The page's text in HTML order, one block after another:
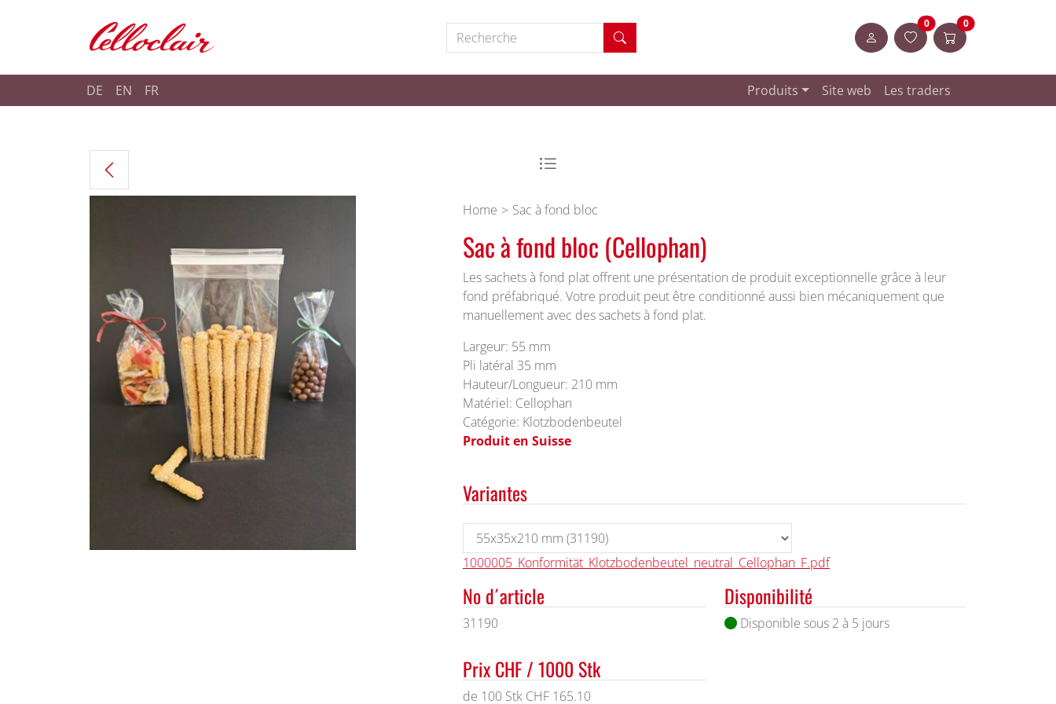
Shop Celloclair Recherche Login
0Artikel in der Merkliste
0Articles dans le
DE EN FR Produits Site web Les traders
Home Sac à fond bloc
Sac à fond bloc (Cellophan)
Les sachets à fond plat offrent une présentation de produit exceptionnelle grâce à leur
fond préfabriqué. Votre produit peut être conditionné aussi bien mécaniquement que
manuellement avec des sachets à fond plat.
Largeur: 55 mm
Pli latéral 35 mm
Hauteur/Longueur: 210 mm
Matériel: Cellophan
Catégorie: Klotzbodenbeutel
Produit en Suisse
Variantes
1000005_Konformität_Klotzbodenbeutel_neutral_Cellophan_F.pdf
No d´article
31190
Disponibilité
Disponible sous 2 à 5 jours
Prix CHF / 1000 Stk
de 100 Stk CHF 165.10